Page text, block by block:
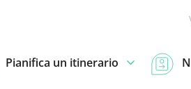
Pianifica un itinerario